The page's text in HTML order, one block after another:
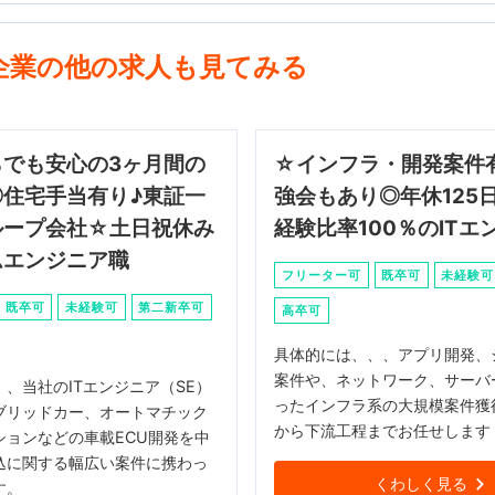
業の他の求人も見てみる
も安心の3ヶ月間の
宅手当有り♪東証一
ープ会社☆土日祝休み
ンジニア職
既卒可 未経験可 第二新卒可
当社のITエンジニア（SE）
リッドカー、オートマチック
ョンなどの車載ECU開発を中
に関する幅広い案件に携わっ
☆インフラ・開発案
強会もあり◎年休125
経験比率100％のITエ
フリーター可 既卒可 未経験可
高卒可
具体的には、、、アプリ開発
案件や、ネットワーク、サー
ったインフラ系の大規模案件
から下流工程までお任せします
くわしく見る